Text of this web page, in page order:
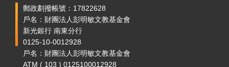
郵政劃撥帳號：17822628
戶名：財團法人彭明敏文教基金會
新光銀行 南東分行
0125-10-0012928
戶名：財團法人彭明敏文教基金會
ATM ( 103 ) 0125100012928